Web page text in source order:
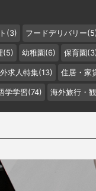
(3) フードデリバリー
(5) 幼稚園(6) 保育園
求人特集(13) 住居・家
学学習(74) 海外旅行・